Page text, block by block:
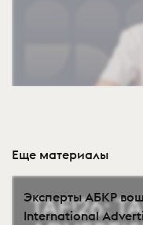
Еще материалы
Эксперты АБКР
International